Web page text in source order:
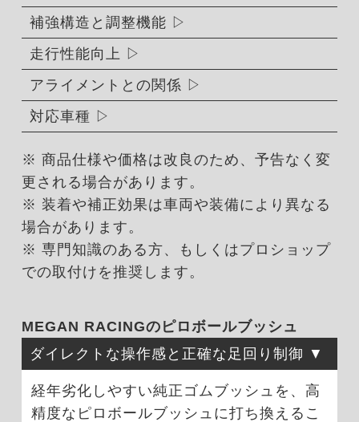
補強構造と調整機能
走行性能向上
アライメントとの関係
対応車種
※ 商品仕様や価格は改良のため、予告なく変
更される場合があります。
※ 装着や補正効果は車両や装備により異なる
場合があります。
※ 専門知識のある方、もしくはプロショップ
での取付けを推奨します。
MEGAN RACINGのピロボールブッシュ
ダイレクトな操作感と正確な足回り制御
経年劣化しやすい純正ゴムブッシュを、高
精度なピロボールブッシュに打ち換えるこ